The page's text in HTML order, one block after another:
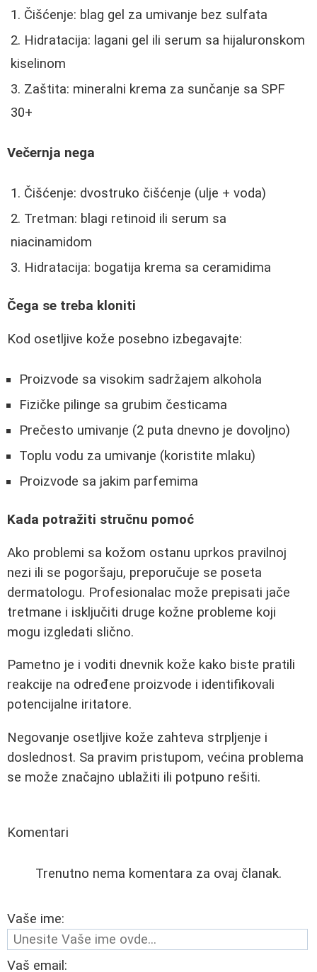
Čišćenje: blag gel za umivanje bez sulfata
Hidratacija: lagani gel ili serum sa hijaluronskom
kiselinom
Zaštita: mineralni krema za sunčanje sa SPF
30+
Večernja nega
Čišćenje: dvostruko čišćenje (ulje + voda)
Tretman: blagi retinoid ili serum sa
niacinamidom
Hidratacija: bogatija krema sa ceramidima
Čega se treba kloniti
Kod osetljive kože posebno izbegavajte:
Proizvode sa visokim sadržajem alkohola
Fizičke pilinge sa grubim česticama
Prečesto umivanje (2 puta dnevno je dovoljno)
Toplu vodu za umivanje (koristite mlaku)
Proizvode sa jakim parfemima
Kada potražiti stručnu pomoć
Ako problemi sa kožom ostanu uprkos pravilnoj
nezi ili se pogoršaju, preporučuje se poseta
dermatologu. Profesionalac može prepisati jače
tretmane i isključiti druge kožne probleme koji
mogu izgledati slično.
Pametno je i voditi dnevnik kože kako biste pratili
reakcije na određene proizvode i identifikovali
potencijalne iritatore.
Negovanje osetljive kože zahteva strpljenje i
doslednost. Sa pravim pristupom, većina problema
se može značajno ublažiti ili potpuno rešiti.
Komentari
Trenutno nema komentara za ovaj članak.
Vaše ime:
Vaš email: